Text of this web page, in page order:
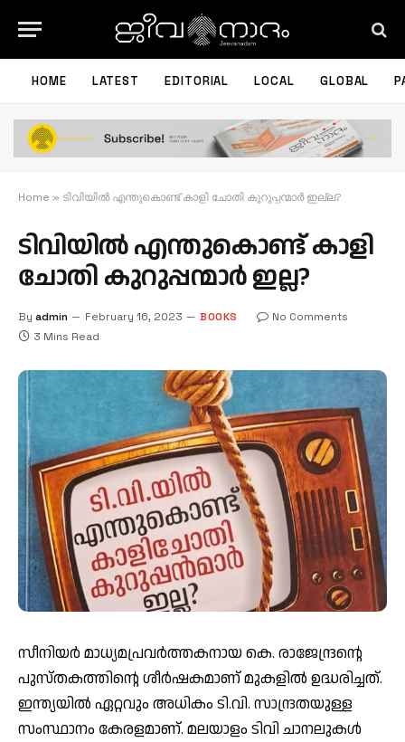
HOME LATEST EDITORIAL LOCAL GLOBAL
Home » ടിവിയില്‍ എന്തുകൊണ്ട് കാളി ചോതി കുറുപ്പന്മാര്‍ ഇല്ല?
ടിവിയില്‍ എന്തുകൊണ്ട് കാളി
ചോതി കുറുപ്പന്മാര്‍ ഇല്ല?
By admin February 16, 2023 BOOKS
No Comments
3 Mins Read
സീനിയര്‍ മാധ്യമപ്രവര്‍ത്തകനായ കെ. രാജേന്ദ്രന്റെ
പുസ്തകത്തിന്റെ ശീര്‍ഷകമാണ് മുകളില്‍ ഉദ്ധരിച്ചത്.
ഇന്ത്യയില്‍ ഏറ്റവും അധികം ടി.വി. സാന്ദ്രതയുള്ള
സംസ്ഥാനം കേരളമാണ്. മലയാളം ടിവി ചാനലുകള്‍